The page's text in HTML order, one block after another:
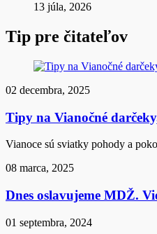
13 júla, 2026
Tip pre čitateľov
02 decembra, 2025
Tipy na Vianočné
Vianoce sú sviatky pohody a
08 marca, 2025
Dnes oslavujeme MDŽ.
01 septembra, 2024